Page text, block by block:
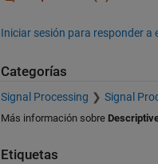
Iniciar sesión para responder a
Categorías
Signal Processing Signal
Más información sobre
Etiquetas